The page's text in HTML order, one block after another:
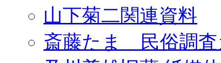
山下菊二関連資料
斎藤たま 民俗調査